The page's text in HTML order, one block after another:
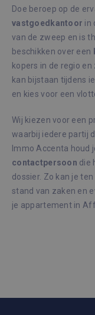
Doe beroep op de
vastgoedkantoor in
van de zweep en is
beschikken over een
kopers in de regio
kan bijstaan tijdens
en kies voor een
Wij kiezen voor een
waarbij iedere partij
Immo Accenta houd
contactpersoon die
dossier. Zo kan je
stand van zaken en
je appartement in
De website
zonder de
Naam